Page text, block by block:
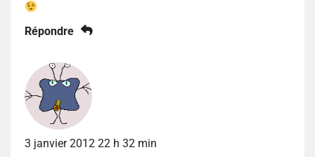
Répondre
3 janvier 2012 22 h 32 min